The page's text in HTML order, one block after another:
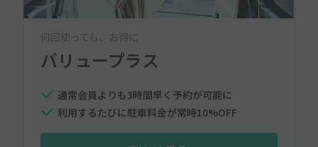
何回使っても、お得に
バリュープラス
通常会員よりも3時間早く予約が可能に
利用するたびに駐車料金が常時10%OFF